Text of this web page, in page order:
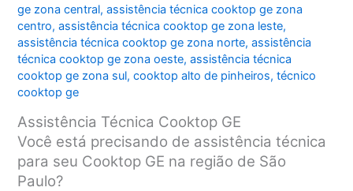
ge zona central,assistência técnica cooktop ge zona
centro,assistência técnica cooktop ge zona leste,
assistência técnica cooktop ge zona norte,assistência
técnica cooktop ge zona oeste,assistência técnica
cooktop ge zona sul,cooktop alto de pinheiros,técnico
cooktop ge
Assistência Técnica Cooktop GE
Você está precisando de assistência técnica
para seu Cooktop GE na região de São
Paulo?